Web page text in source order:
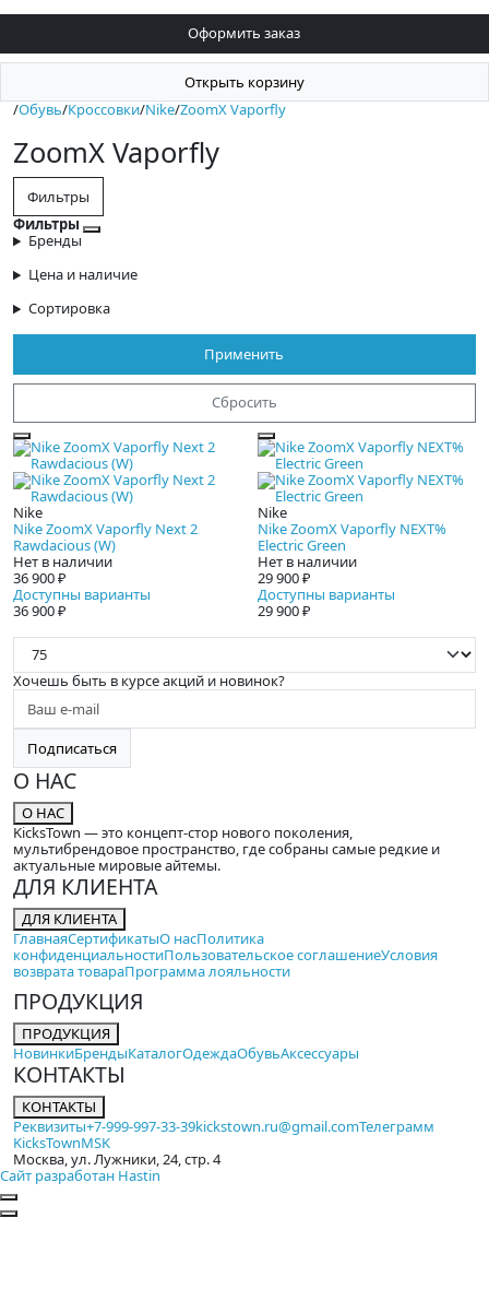
Оформить заказ
Открыть корзину
/Обувь/Кроссовки/Nike/ZoomX Vaporfly
ZoomX Vaporfly
Фильтры
Фильтры
Закрыть фильтры
Бренды
Цена и наличие
Сортировка
Применить
Сбросить
Nike
Nike ZoomX Vaporfly Next 2
Rawdacious (W)
Нет в наличии
36 900 ₽
Доступны варианты
36 900 ₽
Nike
Nike ZoomX Vaporfly NEXT%
Electric Green
Нет в наличии
29 900 ₽
Доступны варианты
29 900 ₽
Хочешь быть в курсе акций и новинок?
Подписаться
О НАС
О НАС
KicksTown — это концепт-стор нового поколения,
мультибрендовое пространство, где собраны самые редкие и
актуальные мировые айтемы.
ДЛЯ КЛИЕНТА
ДЛЯ КЛИЕНТА
ГлавнаяСертификатыО насПолитика
конфиденциальностиПользовательское соглашениеУсловия
возврата товараПрограмма лояльности
ПРОДУКЦИЯ
ПРОДУКЦИЯ
НовинкиБрендыКаталогОдеждаОбувьАксессуары
КОНТАКТЫ
КОНТАКТЫ
Реквизиты+7-999-997-33-39kickstown.ru@gmail.comТелеграмм
KicksTownMSK
Москва, ул. Лужники, 24, стр. 4
Сайт разработан Hastin